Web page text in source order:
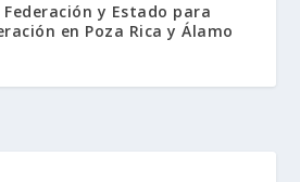
y Estado para
en Poza Rica y Álamo